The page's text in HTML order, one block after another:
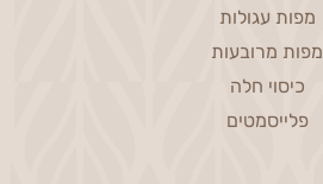
מפות עגולות
מפות מרובעות
כיסוי חלה
פלייסמטים